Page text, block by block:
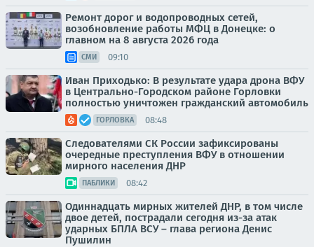
Ремонт дорог и водопроводных сетей,
возобновление работы МФЦ в Донецке: о
главном на 8 августа 2026 года
СМИ 09:10
Иван Приходько: В результате удара дрона ВФУ
в Центрально-Городском районе Горловки
полностью уничтожен гражданский автомобиль
ГОРЛОВКА 08:48
Следователями СК России зафиксированы
очередные преступления ВФУ в отношении
мирного населения ДНР
ПАБЛИКИ 08:42
Одиннадцать мирных жителей ДНР, в том числе
двое детей, пострадали сегодня из-за атак
ударных БПЛА ВСУ – глава региона Денис
Пушилин